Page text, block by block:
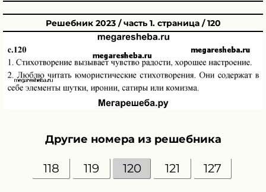
Решебник 2023 / часть 1. страница / 120
Другие номера из решебника
118 119 120 121 127